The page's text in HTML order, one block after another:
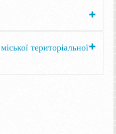
територіальної